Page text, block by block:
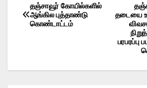
Post
navigation
தடையை
பரபரப்பு
தஞ்சாவூர் கோயில்களில்
ஆங்கில புத்தாண்டு
கொண்டாட்டம்